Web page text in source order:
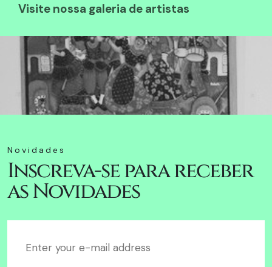
Visite nossa galeria de artistas
Novidades
Inscreva-se para receber
as Novidades